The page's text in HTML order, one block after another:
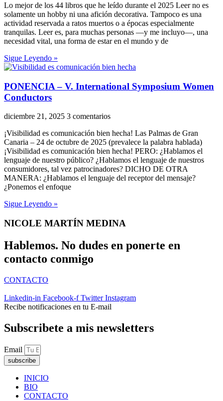
Lo mejor de los 44 libros que he leído durante el 2025 Leer no es
solamente un hobby ni una afición decorativa. Tampoco es una
actividad reservada a ratos muertos o a épocas especialmente
tranquilas. Leer es, para muchas personas —y me incluyo—, una
necesidad vital, una forma de estar en el mundo y de
Sigue Leyendo »
PONENCIA – V. International Symposium Women
Conductors
diciembre 21, 2025 3 comentarios
¡Visibilidad es comunicación bien hecha! Las Palmas de Gran
Canaria – 24 de octubre de 2025 (prevalece la palabra hablada)
¡Visibilidad es comunicación bien hecha! PERO: ¿Hablamos el
lenguaje de nuestro público? ¿Hablamos el lenguaje de nuestros
consumidores, tal vez patrocinadores? DICHO DE OTRA
MANERA: ¿Hablamos el lenguaje del receptor del mensaje?
¿Ponemos el enfoque
Sigue Leyendo »
NICOLE MARTÍN MEDINA
Hablemos. No dudes en ponerte en
contacto conmigo
CONTACTO
Linkedin-in Facebook-f Twitter Instagram
Recibe notificaciones en tu E-mail
Subscribete a mis newsletters
Email
subscribe
INICIO
BIO
CONTACTO